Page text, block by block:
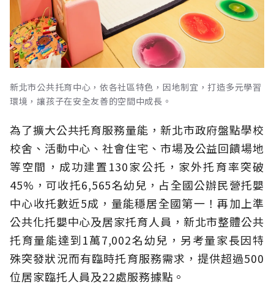
新北市公共托育中心，依各社區特色，因地制宜，打造多元學習
環境，讓孩子在安全友善的空間中成長。
為了擴大公共托育服務量能，新北市政府盤點學校
校舍、活動中心、社會住宅、市場及公益回饋場地
等空間，成功建置130家公托，家外托育率突破
45%，可收托6,565名幼兒，占全國公辦民營托嬰
中心收托數近5成，量能穩居全國第一！再加上準
公共化托嬰中心及居家托育人員，新北市整體公共
托育量能達到1萬7,002名幼兒，另考量家長因特
殊突發狀況而有臨時托育服務需求，提供超過500
位居家臨托人員及22處服務據點。